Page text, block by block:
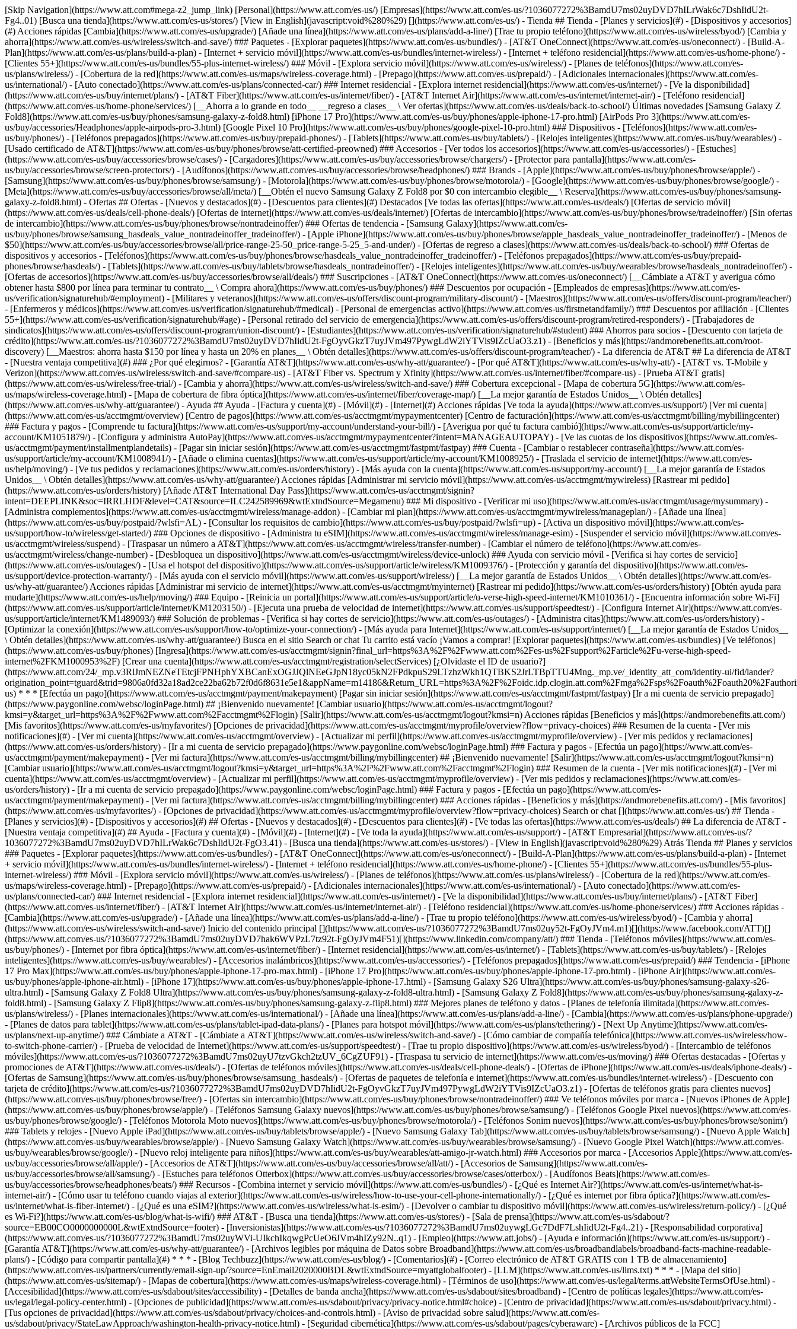
[Skip Navigation](https://www.att.com#mega-z2_jump_link) [Personal](https://www.att.com/es-us/) [Empresas](https://www.att.com/es-us/?1036077272%3BamdU7ms02uyDVD7hILrWak6c7DshIidU2t-Fg4..01) [Busca una tienda](https://www.att.com/es-us/stores/) [View in English](javascript:void%280%29) [](https://www.att.com/es-us/) - Tienda ## Tienda - [Planes y servicios](#) - [Dispositivos y accesorios](#) Acciones rápidas [Cambia](https://www.att.com/es-us/upgrade/) [Añade una línea](https://www.att.com/es-us/plans/add-a-line/) [Trae tu propio teléfono](https://www.att.com/es-us/wireless/byod/) [Cambia y ahorra](https://www.att.com/es-us/wireless/switch-and-save/) ### Paquetes - [Explorar paquetes](https://www.att.com/es-us/bundles/) - [AT&T OneConnect](https://www.att.com/es-us/oneconnect/) - [Build-A-Plan](https://www.att.com/es-us/plans/build-a-plan) - [Internet + servicio móvil](https://www.att.com/es-us/bundles/internet-wireless/) - [Internet + teléfono residencial](https://www.att.com/es-us/home-phone/) - [Clientes 55+](https://www.att.com/es-us/bundles/55-plus-internet-wireless/) ### Móvil - [Explora servicio móvil](https://www.att.com/es-us/wireless/) - [Planes de teléfonos](https://www.att.com/es-us/plans/wireless/) - [Cobertura de la red](https://www.att.com/es-us/maps/wireless-coverage.html) - [Prepago](https://www.att.com/es-us/prepaid/) - [Adicionales internacionales](https://www.att.com/es-us/international/) - [Auto conectado](https://www.att.com/es-us/plans/connected-car/) ### Internet residencial - [Explora internet residencial](https://www.att.com/es-us/internet/) - [Ve la disponibilidad](https://www.att.com/es-us/buy/internet/plans/) - [AT&T Fiber](https://www.att.com/es-us/internet/fiber/) - [AT&T Internet Air](https://www.att.com/es-us/internet/internet-air/) - [Teléfono residencial](https://www.att.com/es-us/home-phone/services/) [__Ahorra a lo grande en todo__ __regreso a clases__ \ Ver ofertas](https://www.att.com/es-us/deals/back-to-school/) Últimas novedades [Samsung Galaxy Z Fold8](https://www.att.com/es-us/buy/phones/samsung-galaxy-z-fold8.html) [iPhone 17 Pro](https://www.att.com/es-us/buy/phones/apple-iphone-17-pro.html) [AirPods Pro 3](https://www.att.com/es-us/buy/accessories/Headphones/apple-airpods-pro-3.html) [Google Pixel 10 Pro](https://www.att.com/es-us/buy/phones/google-pixel-10-pro.html) ### Dispositivos - [Teléfonos](https://www.att.com/es-us/buy/phones/) - [Teléfonos prepagados](https://www.att.com/es-us/buy/prepaid-phones/) - [Tablets](https://www.att.com/es-us/buy/tablets/) - [Relojes inteligentes](https://www.att.com/es-us/buy/wearables/) - [Usado certificado de AT&T](https://www.att.com/es-us/buy/phones/browse/att-certified-preowned) ### Accesorios - [Ver todos los accesorios](https://www.att.com/es-us/accessories/) - [Estuches](https://www.att.com/es-us/buy/accessories/browse/cases/) - [Cargadores](https://www.att.com/es-us/buy/accessories/browse/chargers/) - [Protector para pantalla](https://www.att.com/es-us/buy/accessories/browse/screen-protectors/) - [Audífonos](https://www.att.com/es-us/buy/accessories/browse/headphones/) ### Brands - [Apple](https://www.att.com/es-us/buy/phones/browse/apple/) - [Samsung](https://www.att.com/es-us/buy/phones/browse/samsung/) - [Motorola](https://www.att.com/es-us/buy/phones/browse/motorola/) - [Google](https://www.att.com/es-us/buy/phones/browse/google/) - [Meta](https://www.att.com/es-us/buy/accessories/browse/all/meta/) [__Obtén el nuevo Samsung Galaxy Z Fold8 por $0 con intercambio elegible__ \ Reserva](https://www.att.com/es-us/buy/phones/samsung-galaxy-z-fold8.html) - Ofertas ## Ofertas - [Nuevos y destacados](#) - [Descuentos para clientes](#) Destacados [Ve todas las ofertas](https://www.att.com/es-us/deals/) [Ofertas de servicio móvil](https://www.att.com/es-us/deals/cell-phone-deals/) [Ofertas de internet](https://www.att.com/es-us/deals/internet/) [Ofertas de intercambio](https://www.att.com/es-us/buy/phones/browse/tradeinoffer/) [Sin ofertas de intercambio](https://www.att.com/es-us/buy/phones/browse/nontradeinoffer/) ### Ofertas de tendencia - [Samsung Galaxy](https://www.att.com/es-us/buy/phones/browse/samsung_hasdeals_value_nontradeinoffer_tradeinoffer/) - [Apple iPhone](https://www.att.com/es-us/buy/phones/browse/apple_hasdeals_value_nontradeinoffer_tradeinoffer/) - [Menos de $50](https://www.att.com/es-us/buy/accessories/browse/all/price-range-25-50_price-range-5-25_5-and-under/) - [Ofertas de regreso a clases](https://www.att.com/es-us/deals/back-to-school/) ### Ofertas de dispositivos y accesorios - [Teléfonos](https://www.att.com/es-us/buy/phones/browse/hasdeals_value_nontradeinoffer_tradeinoffer/) - [Teléfonos prepagados](https://www.att.com/es-us/buy/prepaid-phones/browse/hasdeals/) - [Tablets](https://www.att.com/es-us/buy/tablets/browse/hasdeals_nontradeinoffer/) - [Relojes inteligentes](https://www.att.com/es-us/buy/wearables/browse/hasdeals_nontradeinoffer/) - [Ofertas de accesorios](https://www.att.com/es-us/buy/accessories/browse/all/deals/) ### Suscripciones - [AT&T OneConnect](https://www.att.com/es-us/oneconnect/) [__Cámbiate a AT&T y averigua cómo obtener hasta $800 por línea para terminar tu contrato__ \ Compra ahora](https://www.att.com/es-us/buy/phones/) ### Descuentos por ocupación - [Empleados de empresas](https://www.att.com/es-us/verification/signaturehub/#employment) - [Militares y veteranos](https://www.att.com/es-us/offers/discount-program/military-discount/) - [Maestros](https://www.att.com/es-us/offers/discount-program/teacher/) - [Enfermeros y médicos](https://www.att.com/es-us/verification/signaturehub/#medical) - [Personal de emergencias activo](https://www.att.com/es-us/firstnetandfamily/) ### Descuentos por afiliación - [Clientes 55+](https://www.att.com/es-us/verification/signaturehub/#age) - [Personal retirado del servicio de emergencia](https://www.att.com/es-us/offers/discount-program/retired-responders/) - [Trabajadores de sindicatos](https://www.att.com/es-us/offers/discount-program/union-discount/) - [Estudiantes](https://www.att.com/es-us/verification/signaturehub/#student) ### Ahorros para socios - [Descuento con tarjeta de crédito](https://www.att.com/es-us/?1036077272%3BamdU7ms02uyDVD7hIidU2t-FgOyvGkzT7uyJVm497PywgLdW2iYTVis9IZcUaO3.z1) - [Beneficios y más](https://andmorebenefits.att.com/root-discovery) [__Maestros: ahorra hasta $150 por línea y hasta un 20% en planes__ \ Obtén detalles](https://www.att.com/es-us/offers/discount-program/teacher/) - La diferencia de AT&T ## La diferencia de AT&T - [Nuestra ventaja competitiva](#) ### ¿Por qué elegirnos? - [Garantía AT&T](https://www.att.com/es-us/why-att/guarantee/) - [Por qué AT&T](https://www.att.com/es-us/why-att/) - [AT&T vs. T-Mobile y Verizon](https://www.att.com/es-us/wireless/switch-and-save/#compare-us) - [AT&T Fiber vs. Spectrum y Xfinity](https://www.att.com/es-us/internet/fiber/#compare-us) - [Prueba AT&T gratis](https://www.att.com/es-us/wireless/free-trial/) - [Cambia y ahorra](https://www.att.com/es-us/wireless/switch-and-save/) ### Cobertura excepcional - [Mapa de cobertura 5G](https://www.att.com/es-us/maps/wireless-coverage.html) - [Mapa de cobertura de fibra óptica](https://www.att.com/es-us/internet/fiber/coverage-map/) [__La mejor garantía de Estados Unidos__ \ Obtén detalles](https://www.att.com/es-us/why-att/guarantee/) - Ayuda ## Ayuda - [Factura y cuenta](#) - [Móvil](#) - [Internet](#) Acciones rápidas [Ve toda la ayuda](https://www.att.com/es-us/support/) [Ver mi cuenta](https://www.att.com/es-us/acctmgmt/overview) [Centro de pagos](https://www.att.com/es-us/acctmgmt/mypaymentcenter) [Centro de facturación](https://www.att.com/es-us/acctmgmt/billing/mybillingcenter) ### Factura y pagos - [Comprende tu factura](https://www.att.com/es-us/support/my-account/understand-your-bill/) - [Averigua por qué tu factura cambió](https://www.att.com/es-us/support/article/my-account/KM1051879/) - [Configura y administra AutoPay](https://www.att.com/es-us/acctmgmt/mypaymentcenter?intent=MANAGEAUTOPAY) - [Ve las cuotas de los dispositivos](https://www.att.com/es-us/acctmgmt/payment/installmentplandetails) - [Pagar sin iniciar sesión](https://www.att.com/es-us/acctmgmt/fastpmt/fastpay) ### Cuenta - [Cambiar o restablecer contraseña](https://www.att.com/es-us/support/article/my-account/KM1008941/) - [Añade o elimina cuentas](https://www.att.com/es-us/support/article/my-account/KM1008925/) - [Traslada el servicio de internet](https://www.att.com/es-us/help/moving/) - [Ve tus pedidos y reclamaciones](https://www.att.com/es-us/orders/history) - [Más ayuda con la cuenta](https://www.att.com/es-us/support/my-account/) [__La mejor garantía de Estados Unidos__ \ Obtén detalles](https://www.att.com/es-us/why-att/guarantee/) Acciones rápidas [Administrar mi servicio móvil](https://www.att.com/es-us/acctmgmt/mywireless) [Rastrear mi pedido](https://www.att.com/es-us/orders/history) [Añade AT&T International Day Pass](https://www.att.com/es-us/acctmgmt/signin?intent=DEEPLINK&soc=IRRLHDF&level=CAT&source=ILC242589969&wtExtndSource=Megamenu) ### Mi dispositivo - [Verificar mi uso](https://www.att.com/es-us/acctmgmt/usage/mysummary) - [Administra complementos](https://www.att.com/es-us/acctmgmt/wireless/manage-addon) - [Cambiar mi plan](https://www.att.com/es-us/acctmgmt/mywireless/manageplan/) - [Añade una línea](https://www.att.com/es-us/buy/postpaid/?wlsfi=AL) - [Consultar los requisitos de cambio](https://www.att.com/es-us/buy/postpaid/?wlsfi=up) - [Activa un dispositivo móvil](https://www.att.com/es-us/
Search or chat [](https://www.att.com/es-us/) ## Tienda -
[Planes y servicios](#) - [Dispositivos y accesorios](#) ## Ofertas - [Nuevos y destacados](#) - [Descuentos para clientes](#) - [Ve todas las ofertas](https://www.att.com/es-us/deals/) ## La diferencia de AT&T -
[Nuestra ventaja competitiva](#) ## Ayuda - [Factura y cuenta](#) - [Móvil](#) - [Internet](#) - [Ve toda la ayuda](https://www.att.com/es-us/support/) - [AT&T Empresarial](https://www.att.com/es-us/?1036077272%3BamdU7ms02uyDVD7hILrWak6c7DshIidU2t-FgO3.41) - [Busca una tienda](https://www.att.com/es-us/stores/) - [View in English](javascript:void%280%29) Atrás Tienda ## Planes y servicios ### Paquetes - [Explorar paquetes](https://www.att.com/es-us/bundles/) - [AT&T OneConnect](https://www.att.com/es-us/oneconnect/) - [Build-A-Plan](https://www.att.com/es-us/plans/build-a-plan) - [Internet + servicio móvil](https://www.att.com/es-us/bundles/internet-wireless/) - [Internet + teléfono residencial](https://www.att.com/es-us/home-phone/) - [Clientes 55+](https://www.att.com/es-us/bundles/55-plus-internet-wireless/) ### Móvil - [Explora servicio móvil](https://www.att.com/es-us/wireless/) - [Planes de teléfonos](https://www.att.com/es-us/plans/wireless/) - [Cobertura de la red](https://www.att.com/es-us/maps/wireless-coverage.html) - [Prepago](https://www.att.com/es-us/prepaid/) - [Adicionales internacionales](https://www.att.com/es-us/international/) - [Auto conectado](https://www.att.com/es-us/plans/connected-car/) ### Internet residencial - [Explora internet residencial](https://www.att.com/es-us/internet/) - [Ve la disponibilidad](https://www.att.com/es-us/buy/internet/plans/) - [AT&T Fiber](https://www.att.com/es-us/internet/fiber/) - [AT&T Internet Air](https://www.att.com/es-us/internet/internet-air/) - [Teléfono residencial](https://www.att.com/es-us/home-phone/services/) ### Acciones rápidas - [Cambia](https://www.att.com/es-us/upgrade/) - [Añade una línea](https://www.att.com/es-us/plans/add-a-line/) - [Trae tu propio teléfono](https://www.att.com/es-us/wireless/byod/) - [Cambia y ahorra](https://www.att.com/es-us/wireless/switch-and-save/) Inicio del contenido principal [](https://www.att.com/es-us/?1036077272%3BamdU7ms02uy52t-FgOyJVm4.m1)[](https://www.facebook.com/ATT)[](https://www.att.com/es-us/?1036077272%3BamdU7ms02uyDVD7hak6WVPzL7tz92t-FgOyJVm4F51)[](https://www.linkedin.com/company/att/) ### Tienda - [Teléfonos móviles](https://www.att.com/es-us/buy/phones/) - [Internet por fibra óptica](https://www.att.com/es-us/internet/fiber/) - [Internet residencial](https://www.att.com/es-us/internet/) - [Tablets](https://www.att.com/es-us/buy/tablets/) - [Relojes inteligentes](https://www.att.com/es-us/buy/wearables/) - [Accesorios inalámbricos](https://www.att.com/es-us/accessories/) - [Teléfonos prepagados](https://www.att.com/es-us/prepaid/) ### Tendencia - [iPhone 17 Pro Max](https://www.att.com/es-us/buy/phones/apple-iphone-17-pro-max.html) - [iPhone 17 Pro](https://www.att.com/es-us/buy/phones/apple-iphone-17-pro.html) - [iPhone Air](https://www.att.com/es-us/buy/phones/apple-iphone-air.html) - [iPhone 17](https://www.att.com/es-us/buy/phones/apple-iphone-17.html) - [Samsung Galaxy S26 Ultra](https://www.att.com/es-us/buy/phones/samsung-galaxy-s26-ultra.html) - [Samsung Galaxy Z Fold8 Ultra](https://www.att.com/es-us/buy/phones/samsung-galaxy-z-fold8-ultra.html) - [Samsung Galaxy Z Fold8](https://www.att.com/es-us/buy/phones/samsung-galaxy-z-fold8.html) - [Samsung Galaxy Z Flip8](https://www.att.com/es-us/buy/phones/samsung-galaxy-z-flip8.html) ### Mejores planes de teléfono y datos - [Planes de telefonía ilimitada](https://www.att.com/es-us/plans/wireless/) - [Planes internacionales](https://www.att.com/es-us/international/) - [Añade una línea](https://www.att.com/es-us/plans/add-a-line/) - [Cambia](https://www.att.com/es-us/plans/phone-upgrade/) - [Planes de datos para tablet](https://www.att.com/es-us/plans/tablet-ipad-data-plans/) - [Planes para hotspot móvil](https://www.att.com/es-us/plans/tethering/) - [Next Up Anytime](https://www.att.com/es-us/plans/next-up-anytime/) ### Cámbiate a AT&T - [Cámbiate a AT&T](https://www.att.com/es-us/wireless/switch-and-save/) - [Cómo cambiar de compañía telefónica](https://www.att.com/es-us/wireless/how-to-switch-phone-carrier/) - [Prueba de velocidad de Internet](https://www.att.com/es-us/support/speedtest/) - [Trae tu propio dispositivo](https://www.att.com/es-us/wireless/byod/) - [Intercambio de teléfonos móviles](https://www.att.com/es-us/?1036077272%3BamdU7ms02uyU7tzvGkch2tzUV_6CgZUF91) - [Traspasa tu servicio de internet](https://www.att.com/es-us/moving/) ### Ofertas destacadas - [Ofertas y promociones de AT&T](https://www.att.com/es-us/deals/) - [Ofertas de teléfonos móviles](https://www.att.com/es-us/deals/cell-phone-deals/) - [Ofertas de iPhone](https://www.att.com/es-us/deals/iphone-deals/) - [Ofertas de Samsung](https://www.att.com/es-us/buy/phones/browse/samsung_hasdeals/) - [Ofertas de paquetes de telefonía e internet](https://www.att.com/es-us/bundles/internet-wireless/) - [Descuento con tarjeta de crédito](https://www.att.com/es-us/?1036077272%3BamdU7ms02uyDVD7hIidU2t-FgOyvGkzT7uyJVm497PywgLdW2iYTVis9IZcUaO3.z1) - [Ofertas de teléfonos gratis para clientes nuevos](https://www.att.com/es-us/buy/phones/browse/free/) - [Ofertas sin intercambio](https://www.att.com/es-us/buy/phones/browse/nontradeinoffer/) ### Ve teléfonos móviles por marca - [Nuevos iPhones de Apple](https://www.att.com/es-us/buy/phones/browse/apple/) - [Teléfonos Samsung Galaxy nuevos](https://www.att.com/es-us/buy/phones/browse/samsung/) - [Teléfonos Google Pixel nuevos](https://www.att.com/es-us/buy/phones/browse/google/) - [Teléfonos Motorola Moto nuevos](https://www.att.com/es-us/buy/phones/browse/motorola/) - [Teléfonos Sonim nuevos](https://www.att.com/es-us/buy/phones/browse/sonim/) ### Tablets y relojes - [Nuevo Apple iPad](https://www.att.com/es-us/buy/tablets/browse/apple/) - [Nuevo Samsung Galaxy Tab](https://www.att.com/es-us/buy/tablets/browse/samsung/) - [Nuevo Apple Watch](https://www.att.com/es-us/buy/wearables/browse/apple/) - [Nuevo Samsung Galaxy Watch](https://www.att.com/es-us/buy/wearables/browse/samsung/) - [Nuevo Google Pixel Watch](https://www.att.com/es-us/buy/wearables/browse/google/) - [Nuevo reloj inteligente para niños](https://www.att.com/es-us/buy/wearables/att-amigo-jr-watch.html) ### Accesorios por marca - [Accesorios Apple](https://www.att.com/es-us/buy/accessories/browse/all/apple/) - [Accesorios de AT&T](https://www.att.com/es-us/buy/accessories/browse/all/att/) - [Accesorios de Samsung](https://www.att.com/es-us/buy/accessories/browse/all/samsung/) - [Estuches para teléfonos Otterbox](https://www.att.com/es-us/buy/accessories/browse/cases/otterbox/) - [Audífonos Beats](https://www.att.com/es-us/buy/accessories/browse/headphones/beats/) ### Recursos - [Combina internet y servicio móvil](https://www.att.com/es-us/bundles/) - [¿Qué es Internet Air?](https://www.att.com/es-us/internet/what-is-internet-air/) - [Cómo usar tu teléfono cuando viajas al exterior](https://www.att.com/es-us/wireless/how-to-use-your-cell-phone-internationally/) - [¿Qué es internet por fibra óptica?](https://www.att.com/es-us/internet/what-is-fiber-internet/) - [¿Qué es una eSIM?](https://www.att.com/es-us/wireless/what-is-esim/) - [Devolver o cambiar tu dispositivo móvil](https://www.att.com/es-us/wireless/return-policy/) - [¿Qué es Wi-Fi?](https://www.att.com/es-us/blog/what-is-wifi/) ### AT&T - [Busca una tienda](https://www.att.com/es-us/stores/) - [Sala de prensa](https://www.att.com/es-us/sdabout/?source=EB00CO0000000000L&wtExtndSource=footer) - [Inversionistas](https://www.att.com/es-us/?1036077272%3BamdU7ms02uywgLGc7DdF7LshIidU2t-Fg4..21) - [Responsabilidad corporativa](https://www.att.com/es-us/?1036077272%3BamdU7ms02uyWVi-UIkchIkqwgPcUeO6JVm4hIZy92N..q1) - [Empleo](https://www.att.jobs/) - [Ayuda e información](https://www.att.com/es-us/support/) - [Garantía AT&T](https://www.att.com/es-us/why-att/guarantee/) - [Archivos legibles por máquina de Datos sobre Broadband](https://www.att.com/es-us/broadbandlabels/broadband-facts-machine-readable-plans/) - [Código para compartir pantalla](#) * * * - [Blog Techbuzz](https://www.att.com/es-us/blog/) - [Comentarios](#) - [Correo electrónico de AT&T GRATIS con 1 TB de almacenamiento](https://www.att.com/es-us/partners/currently/email-sign-up/?source=EnEmail2020000BDL&wtExtndSource=myattglobalfooter) - [LLM](https://www.att.com/es-us/llms.txt) * * * - [Mapa del sitio](https://www.att.com/es-us/sitemap/) - [Mapas de cobertura](https://www.att.com/es-us/maps/wireless-coverage.html) - [Términos de uso](https://www.att.com/es-us/legal/terms.attWebsiteTermsOfUse.html) - [Accesibilidad](https://www.att.com/es-us/sdabout/sites/accessibility) - [Detalles de banda ancha](https://www.att.com/es-us/sdabout/sites/broadband) - [Centro de políticas legales](https://www.att.com/es-us/legal/legal-policy-center.html) - [Opciones de publicidad](https://www.att.com/es-us/sdabout/privacy/privacy-notice.html#choice) - [Centro de privacidad](https://www.att.com/es-us/sdabout/privacy.html) - [Tus opciones de privacidad](https://www.att.com/es-us/sdabout/privacy/choices-and-controls.html) - [Aviso de privacidad sobre salud](https://www.att.com/es-us/sdabout/privacy/StateLawApproach/washington-health-privacy-notice.html) - [Seguridad cibernética](https://www.att.com/es-us/sdabout/pages/cyberaware) - [Archivos públicos de la FCC](https://www.att.com/es-us/?1036077272%3BamdU7ms02uyNVkqTak-takjc7u6tIZshGZyZ2Z-JItjc2iYugZGwgPKFMbv6Mbv62kzUqL49VOHZGiqWG4..j1) © 2026 AT&T Intellectual Property. Todos los derechos reservados. We use [cookies](https://about.att.com/privacy/full_privacy_policy/cookies.html) to help enhance your experience on our site and for analytics. We also may use cookies for marketing purposes. You can manage your preferences and opt out of the sharing for targeted advertising and sales of cookie data. Learn more about our approach to privacy at [att.com/privacy](https://att.com/privacy). Manage your preferences Opt out Continue without changes ### Mmm... no lo pudimos encontrar. BuscarOpciones ### ¿Qué estás buscando? ![Search](https://www.att.com/es-us/idpassets/images/support/svg-icons/magnifiericonSearch.svg) ¿No encuentras lo q